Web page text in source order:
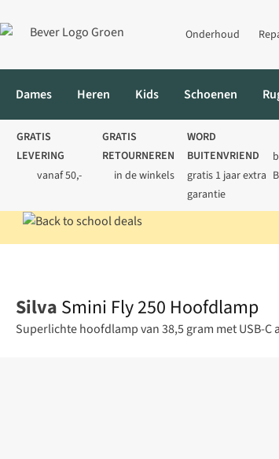
Onderhoud
Dames Heren Kids Schoenen
GRATIS
LEVERING
vanaf 50,-
GRATIS
RETOURNEREN
in de winkels
WORD
BUITENVRIEND
gratis 1 jaar extra
garantie
Silva Smini Fly 250 Hoofdlamp
Superlichte hoofdlamp van 38,5 gram met USB-